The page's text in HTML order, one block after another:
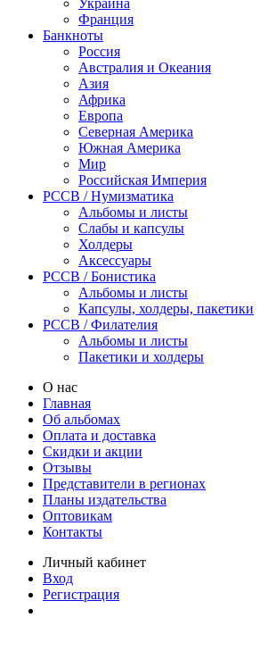
Украина
Франция
Банкноты
Россия
Австралия и Океания
Азия
Африка
Европа
Северная Америка
Южная Америка
Мир
Российская Империя
PCCB / Нумизматика
Альбомы и листы
Слабы и капсулы
Холдеры
Аксессуары
PCCB / Бонистика
Альбомы и листы
Капсулы, холдеры, пакетики
PCCB / Филателия
Альбомы и листы
Пакетики и холдеры
О нас
Главная
Об альбомах
Оплата и доставка
Скидки и акции
Отзывы
Представители в регионах
Планы издательства
Оптовикам
Контакты
Личный кабинет
Вход
Регистрация